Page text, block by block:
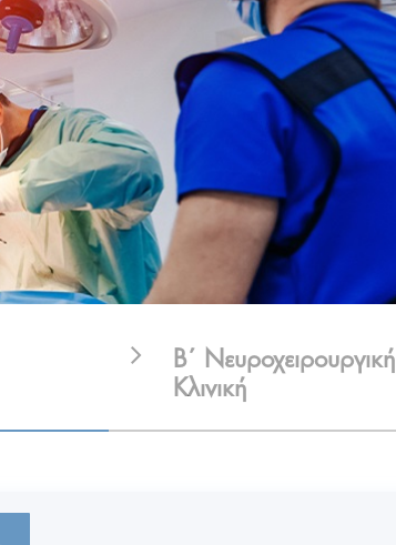
Β΄ Νευροχειρουργική
Κλινική